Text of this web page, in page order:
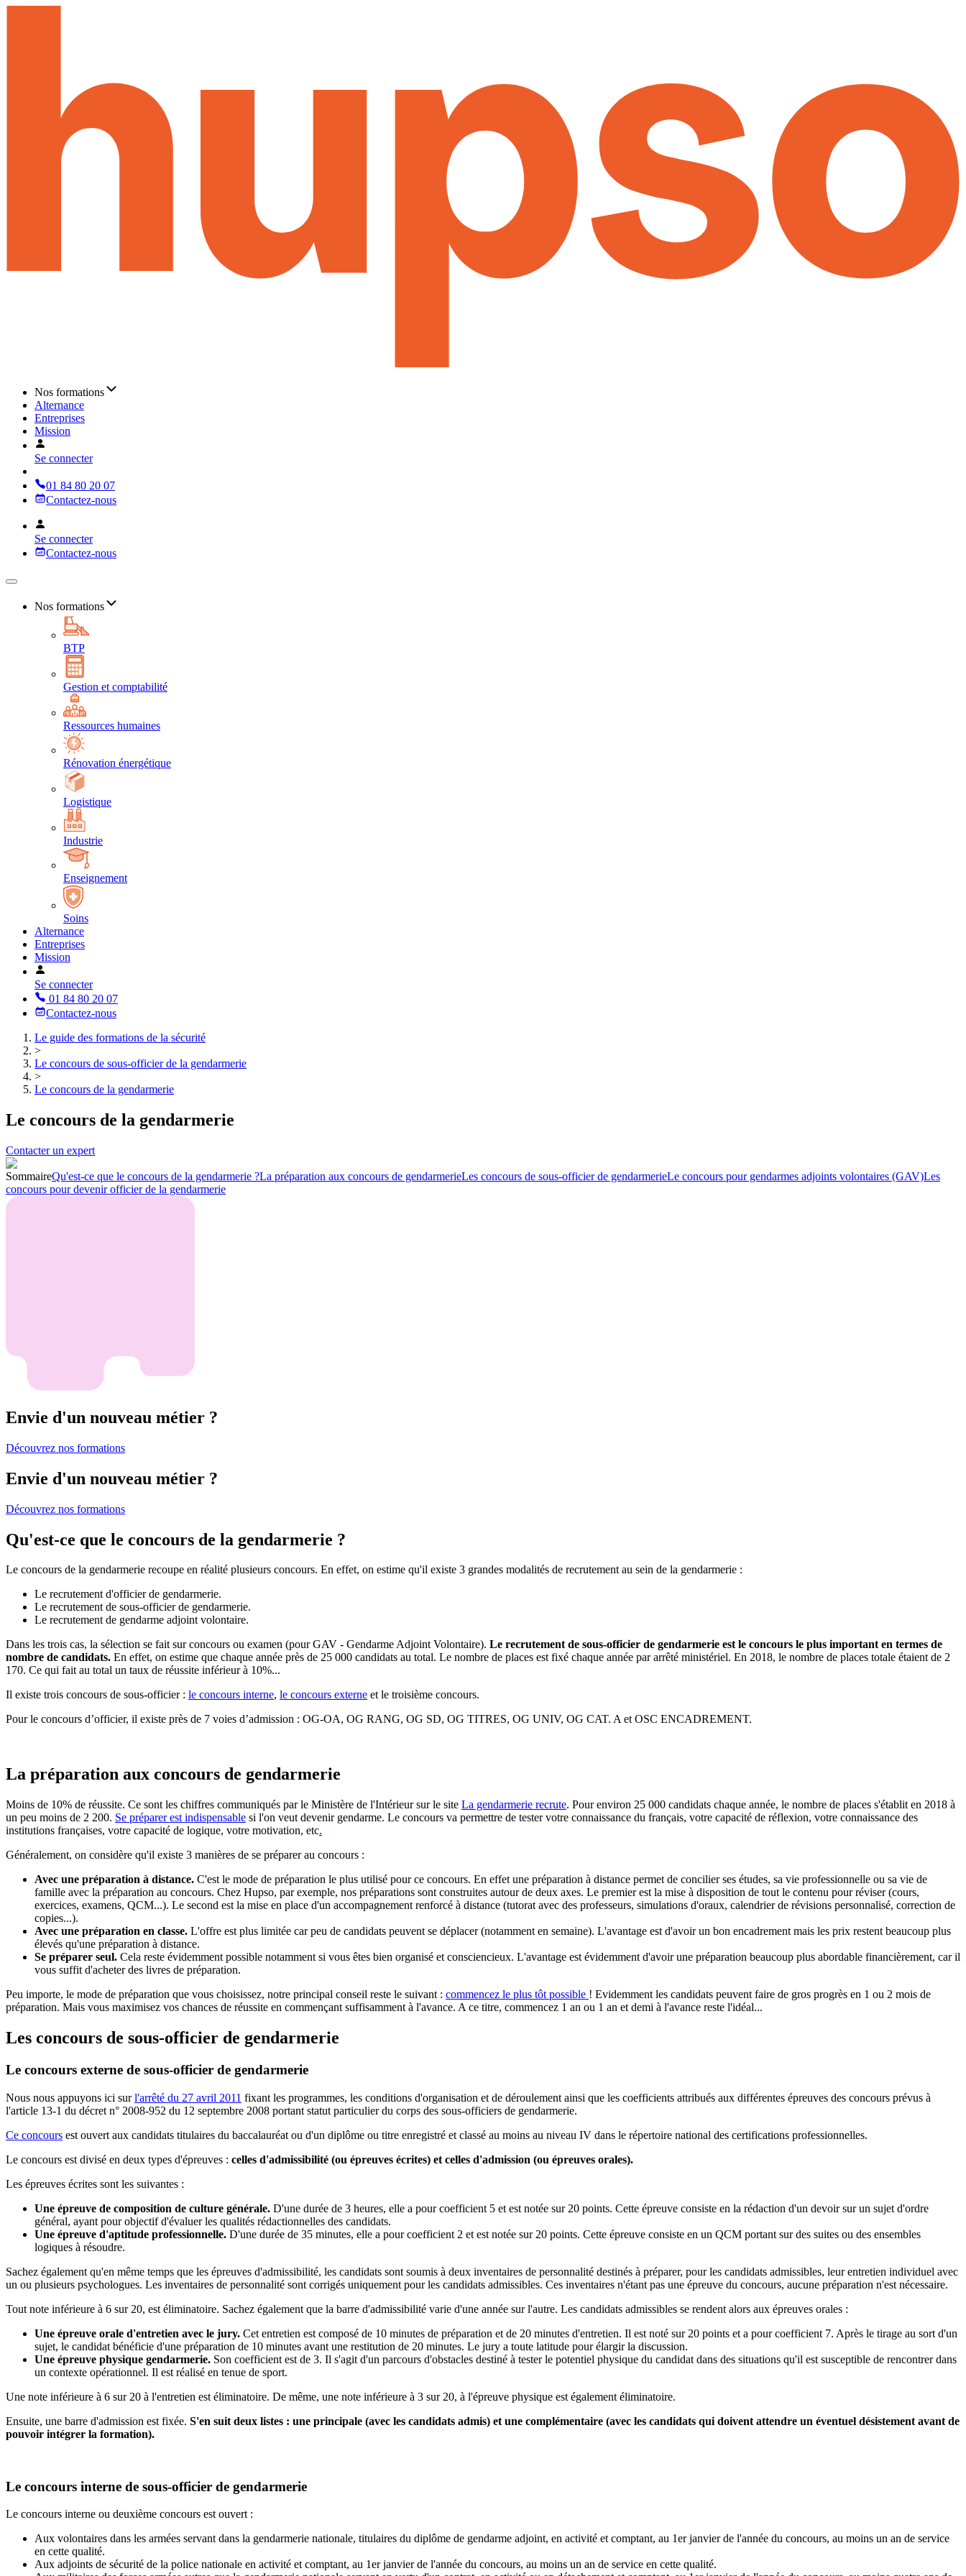
Nos formations
Alternance
Entreprises
Mission
Se connecter
01 84 80 20 07
Contactez-nous
Se connecter
Contactez-nous
Nos formations
BTP
Gestion et comptabilité
Ressources humaines
Rénovation énergétique
Logistique
Industrie
Enseignement
Soins
Alternance
Entreprises
Mission
Se connecter
01 84 80 20 07
Contactez-nous
Le guide des formations de la sécurité
>
Le concours de sous-officier de la gendarmerie
>
Le concours de la gendarmerie
Le concours de la gendarmerie
Contacter un expert
SommaireQu'est-ce que le concours de la gendarmerie ?La préparation aux concours de gendarmerieLes concours de sous-officier de gendarmerieLe concours pour gendarmes adjoints volontaires (GAV)Les
concours pour devenir officier de la gendarmerie
Envie d'un nouveau métier ?
Découvrez nos formations
Envie d'un nouveau métier ?
Découvrez nos formations
Qu'est-ce que le concours de la gendarmerie ?
Le concours de la gendarmerie recoupe en réalité plusieurs concours. En effet, on estime qu'il existe 3 grandes modalités de recrutement au sein de la gendarmerie :
Le recrutement d'officier de gendarmerie.
Le recrutement de sous-officier de gendarmerie.
Le recrutement de gendarme adjoint volontaire.
Dans les trois cas, la sélection se fait sur concours ou examen (pour GAV - Gendarme Adjoint Volontaire). Le recrutement de sous-officier de gendarmerie est le concours le plus important en termes de
nombre de candidats. En effet, on estime que chaque année près de 25 000 candidats au total. Le nombre de places est fixé chaque année par arrêté ministériel. En 2018, le nombre de places totale étaient de 2
170. Ce qui fait au total un taux de réussite inférieur à 10%...
Il existe trois concours de sous-officier : le concours interne, le concours externe et le troisième concours.
Pour le concours d’officier, il existe près de 7 voies d’admission : OG-OA, OG RANG, OG SD, OG TITRES, OG UNIV, OG CAT. A et OSC ENCADREMENT.
La préparation aux concours de gendarmerie
Moins de 10% de réussite. Ce sont les chiffres communiqués par le Ministère de l'Intérieur sur le site La gendarmerie recrute. Pour environ 25 000 candidats chaque année, le nombre de places s'établit en 2018 à
un peu moins de 2 200. Se préparer est indispensable si l'on veut devenir gendarme. Le concours va permettre de tester votre connaissance du français, votre capacité de réflexion, votre connaissance des
institutions françaises, votre capacité de logique, votre motivation, etc.
Généralement, on considère qu'il existe 3 manières de se préparer au concours :
Avec une préparation à distance. C'est le mode de préparation le plus utilisé pour ce concours. En effet une préparation à distance permet de concilier ses études, sa vie professionnelle ou sa vie de
famille avec la préparation au concours. Chez Hupso, par exemple, nos préparations sont construites autour de deux axes. Le premier est la mise à disposition de tout le contenu pour réviser (cours,
exercices, examens, QCM...). Le second est la mise en place d'un accompagnement renforcé à distance (tutorat avec des professeurs, simulations d'oraux, calendrier de révisions personnalisé, correction de
copies...).
Avec une préparation en classe. L'offre est plus limitée car peu de candidats peuvent se déplacer (notamment en semaine). L'avantage est d'avoir un bon encadrement mais les prix restent beaucoup plus
élevés qu'une préparation à distance.
Se préparer seul. Cela reste évidemment possible notamment si vous êtes bien organisé et consciencieux. L'avantage est évidemment d'avoir une préparation beaucoup plus abordable financièrement, car il
vous suffit d'acheter des livres de préparation.
Peu importe, le mode de préparation que vous choisissez, notre principal conseil reste le suivant : commencez le plus tôt possible ! Evidemment les candidats peuvent faire de gros progrès en 1 ou 2 mois de
préparation. Mais vous maximisez vos chances de réussite en commençant suffisamment à l'avance. A ce titre, commencez 1 an ou 1 an et demi à l'avance reste l'idéal...
Les concours de sous-officier de gendarmerie
Le concours externe de sous-officier de gendarmerie
Nous nous appuyons ici surl'arrêté du 27 avril 2011 fixant les programmes, les conditions d'organisation et de déroulement ainsi que les coefficients attribués aux différentes épreuves des concours prévus à
l'article 13-1 du décret n° 2008-952 du 12 septembre 2008 portant statut particulier du corps des sous-officiers de gendarmerie.
Ce concours est ouvert aux candidats titulaires du baccalauréat ou d'un diplôme ou titre enregistré et classé au moins au niveau IV dans le répertoire national des certifications professionnelles.
Le concours est divisé en deux types d'épreuves : celles d'admissibilité (ou épreuves écrites) et celles d'admission (ou épreuves orales).
Les épreuves écrites sont les suivantes :
Une épreuve de composition de culture générale. D'une durée de 3 heures, elle a pour coefficient 5 et est notée sur 20 points. Cette épreuve consiste en la rédaction d'un devoir sur un sujet d'ordre
général, ayant pour objectif d'évaluer les qualités rédactionnelles des candidats.
Une épreuve d'aptitude professionnelle. D'une durée de 35 minutes, elle a pour coefficient 2 et est notée sur 20 points. Cette épreuve consiste en un QCM portant sur des suites ou des ensembles
logiques à résoudre.
Sachez également qu'en même temps que les épreuves d'admissibilité, les candidats sont soumis à deux inventaires de personnalité destinés à préparer, pour les candidats admissibles, leur entretien individuel avec
un ou plusieurs psychologues. Les inventaires de personnalité sont corrigés uniquement pour les candidats admissibles. Ces inventaires n'étant pas une épreuve du concours, aucune préparation n'est nécessaire.
Tout note inférieure à 6 sur 20, est éliminatoire. Sachez également que la barre d'admissibilité varie d'une année sur l'autre. Les candidats admissibles se rendent alors aux épreuves orales :
Une épreuve orale d'entretien avec le jury. Cet entretien est composé de 10 minutes de préparation et de 20 minutes d'entretien. Il est noté sur 20 points et a pour coefficient 7. Après le tirage au sort d'un
sujet, le candidat bénéficie d'une préparation de 10 minutes avant une restitution de 20 minutes. Le jury a toute latitude pour élargir la discussion.
Une épreuve physique gendarmerie. Son coefficient est de 3. Il s'agit d'un parcours d'obstacles destiné à tester le potentiel physique du candidat dans des situations qu'il est susceptible de rencontrer dans
un contexte opérationnel. Il est réalisé en tenue de sport.
Une note inférieure à 6 sur 20 à l'entretien est éliminatoire. De même, une note inférieure à 3 sur 20, à l'épreuve physique est également éliminatoire.
Ensuite, une barre d'admission est fixée. S'en suit deux listes : une principale (avec les candidats admis) et une complémentaire (avec les candidats qui doivent attendre un éventuel désistement avant de
pouvoir intégrer la formation).
Le concours interne de sous-officier de gendarmerie
Le concours interne ou deuxième concours est ouvert :
Aux volontaires dans les armées servant dans la gendarmerie nationale, titulaires du diplôme de gendarme adjoint, en activité et comptant, au 1er janvier de l'année du concours, au moins un an de service
en cette qualité.
Aux adjoints de sécurité de la police nationale en activité et comptant, au 1er janvier de l'année du concours, au moins un an de service en cette qualité.